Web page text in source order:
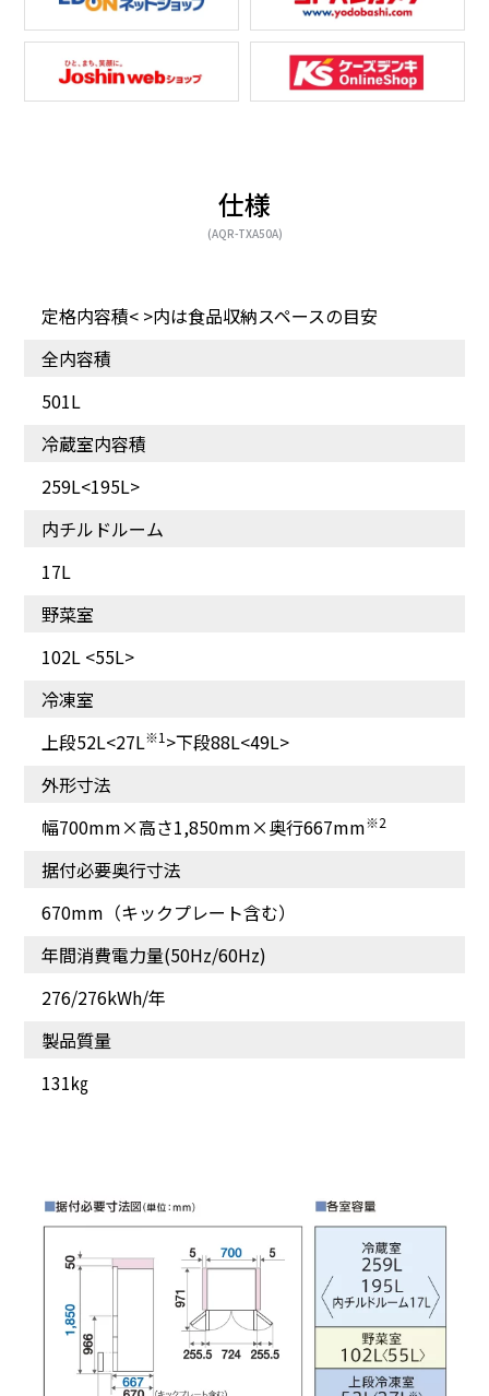
モード
シャリシャリシャーベッ
トがつくれる！
低温※だから長期保存の
冷蔵室から野菜室が見え
低温・高湿度のうるおい
仕様
(AQR-TXA50A)
定格内容積< >内は食品収納スペースの目安
全内容積
501L
冷蔵室内容積
259L<195L>
内チルドルーム
17L
野菜室
102L <55L>
冷凍室
上段52L<27L※1 >下段88L<49L>
外形寸法
幅700mm×高さ1,850mm×奥行667mm※2
据付必要奥行寸法
670mm（キックプレート含む）
年間消費電力量(50Hz/60Hz)
276/276kWh/年
製品質量
131㎏